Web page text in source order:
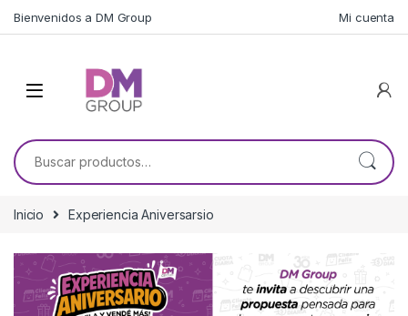
Bienvenidos a DM Group Mi cuenta
Buscar por:
Inicio Experiencia Aniversarsio